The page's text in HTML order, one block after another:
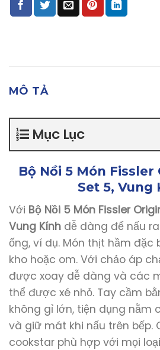
MÔ TẢ
Mục Lục
Bộ Nồi 5 Món
Set 5, Vung
Với Bộ Nồi 5 Món Fissler
Vung Kính dễ dàng để nấu
ống, ví dụ. Món thịt hầm đặc
kho hoặc om. Với chảo áp
được xoay dễ dàng và các
thể được xé nhỏ. Tay cầm
không gỉ lớn, tiện dụng nằm
và giữ mát khi nấu trên bếp.
cookstar phù hợp với mọi